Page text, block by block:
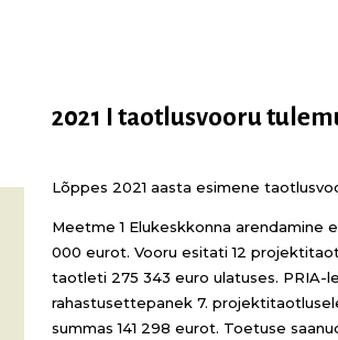
2021 I taotlusvooru
Lõppes 2021 aasta esimene
Meetme 1 Elukeskkonna arendamine
000 eurot. Vooru esitati 12
taotleti 275 343 euro ulatuses. PRIA-
rahastusettepanek 7.
summas 141 298 eurot. Toetuse